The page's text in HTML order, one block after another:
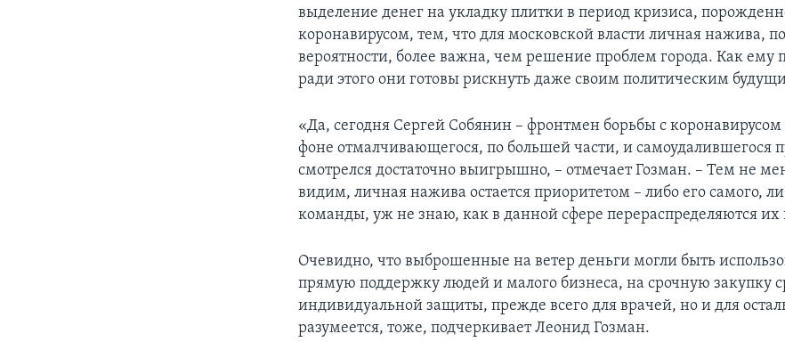
выделение денег на укладку плитки в период кризиса,
коронавирусом, тем, что для московской власти личная нажива,
вероятности, более важна, чем решение проблем города. Как ему
ради этого они готовы рискнуть даже своим политическим
«Да, сегодня Сергей Собянин – фронтмен борьбы с коронавирусом
фоне отмалчивающегося, по большей части, и самоудалившегося
смотрелся достаточно выигрышно, – отмечает Гозман. – Тем не
видим, личная нажива остается приоритетом – либо его самого,
команды, уж не знаю, как в данной сфере перераспределяются их
Очевидно, что выброшенные на ветер деньги могли быть
прямую поддержку людей и малого бизнеса, на срочную закупку
индивидуальной защиты, прежде всего для врачей, но и для
разумеется, тоже, подчеркивает Леонид Гозман.